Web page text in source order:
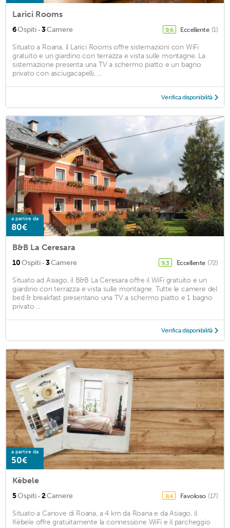
Larici Rooms
6Ospiti · 3Camere 9,6 Eccellente (1)
Situato a Roana, il Larici Rooms offre sistemazioni con WiFi
gratuito e un giardino con terrazza e vista sulle montagne. La
sistemazione presenta una TV a schermo piatto e un bagno
privato con asciugacapelli, ...
Verifica disponibilità
a partire da
80€
B&B La Ceresara
10Ospiti · 3Camere 9,3 Eccellente (72)
Situato ad Asiago, il B&B La Ceresara offre il WiFi gratuito e un
giardino con terrazza e vista sulle montagne. Tutte le camere del
bed & breakfast presentano una TV a schermo piatto e 1 bagno
privato ...
Verifica disponibilità
a partire da
50€
Kèbele
5Ospiti · 2Camere 8,4 Favoloso (17)
Situato a Canove di Roana, a 4 km da Roana e da Asiago, il
Kèbele offre gratuitamente la connessione WiFi e il parcheggio